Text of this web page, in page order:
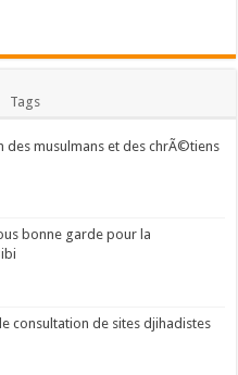
Tags
des musulmans et des chrÃ©tiens
bonne garde pour la
consultation de sites djihadistes